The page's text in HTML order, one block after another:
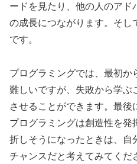
ードを見たり、他の人のアド
の成長につながります。そし
です。
プログラミングでは、最初か
難しいですが、失敗から学ぶ
させることができます。最後
プログラミングは創造性を
折しそうになったときは、自
チャンスだと考えてみてくだ